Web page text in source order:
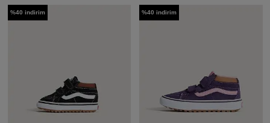
%40 indirim %40 indirim